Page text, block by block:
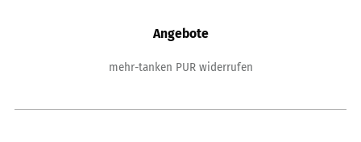
Angebote
mehr-tanken PUR widerrufen